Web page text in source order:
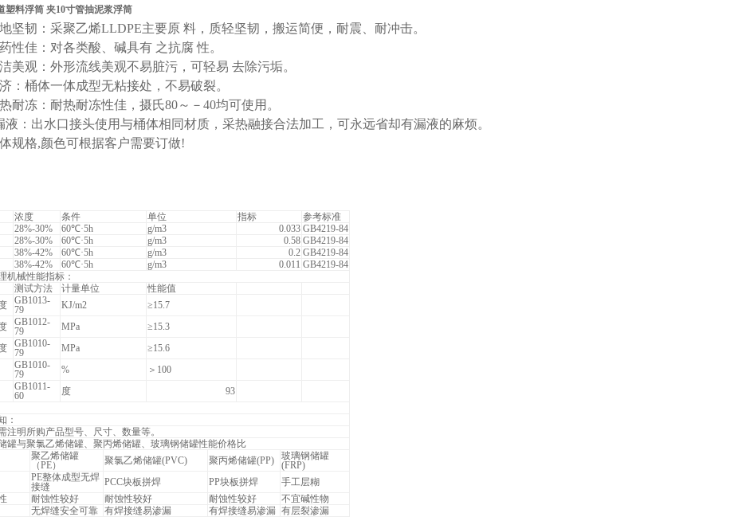
塑料浮筒 夹10寸管抽泥浆浮筒
坚韧：采聚乙烯LLDPE主要原 料，质轻坚韧，搬运简便，耐震、耐冲击。
性佳：对各类酸、碱具有 之抗腐 性。
美观：外形流线美观不易脏污，可轻易 去除污垢。
：桶体一体成型无粘接处，不易破裂。
耐冻：耐热耐冻性佳，摄氏80～－40均可使用。
液：出水口接头使用与桶体相同材质，采热融接合法加工，可永远省却有漏液的麻烦。
规格,颜色可根据客户需要订做!
浓度 条件 单位 指标
参考标准
28%-30% 60℃·5h g/m3 0.033 GB4219-84
28%-30% 60℃·5h g/m3 0.58 GB4219-84
38%-42% 60℃·5h g/m3 0.2 GB4219-84
38%-42% 60℃·5h g/m3 0.011 GB4219-84
机械性能指标：
测试方法 计量单位
性能值
GB1013-
79
KJ/m2
≥15.7
GB1012-
79
MPa
≥15.3
GB1010-
79
MPa
≥15.6
GB1010-
79
%
＞100
GB1011-
60
度 93
：
注明所购产品型号、尺寸、数量等。
罐与聚氯乙烯储罐、聚丙烯储罐、玻璃钢储罐性能价格比
聚乙烯储罐
（PE）
聚氯乙烯储罐(PVC) 聚丙烯储罐(PP)
玻璃钢储罐
(FRP)
PE整体成型无焊
接缝
PCC块板拼焊 PP块板拼焊
手工层糊
耐蚀性较好 耐蚀性较好 耐蚀性较好
不宜碱性物
无焊缝安全可靠 有焊接缝易渗漏 有焊接缝易渗漏 有层裂渗漏